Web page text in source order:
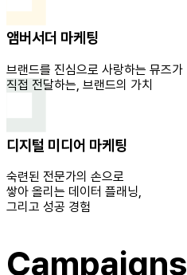
앰버서더 마케팅
브랜드를 진심으로 사랑하는 뮤즈가
직접 전달하는, 브랜드의 가치
디지털 미디어 마케팅
숙련된 전문가의 손으로
쌓아 올리는 데이터 플래닝,
그리고 성공 경험
Campaigns